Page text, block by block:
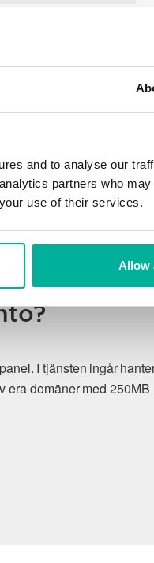
and to analyse our
partners who
use of their services.
Allow
I tjänsten ingår
domäner med